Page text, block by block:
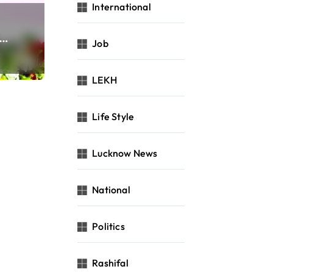
International
Job
LEKH
Life Style
Lucknow News
National
Politics
Rashifal